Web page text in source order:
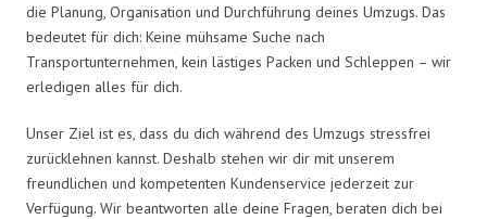
die Planung, Organisation und Durchführung deines Umzugs. Das
bedeutet für dich: Keine mühsame Suche nach
Transportunternehmen, kein lästiges Packen und Schleppen – wir
erledigen alles für dich.
Unser Ziel ist es, dass du dich während des Umzugs stressfrei
zurücklehnen kannst. Deshalb stehen wir dir mit unserem
freundlichen und kompetenten Kundenservice jederzeit zur
Verfügung. Wir beantworten alle deine Fragen, beraten dich bei